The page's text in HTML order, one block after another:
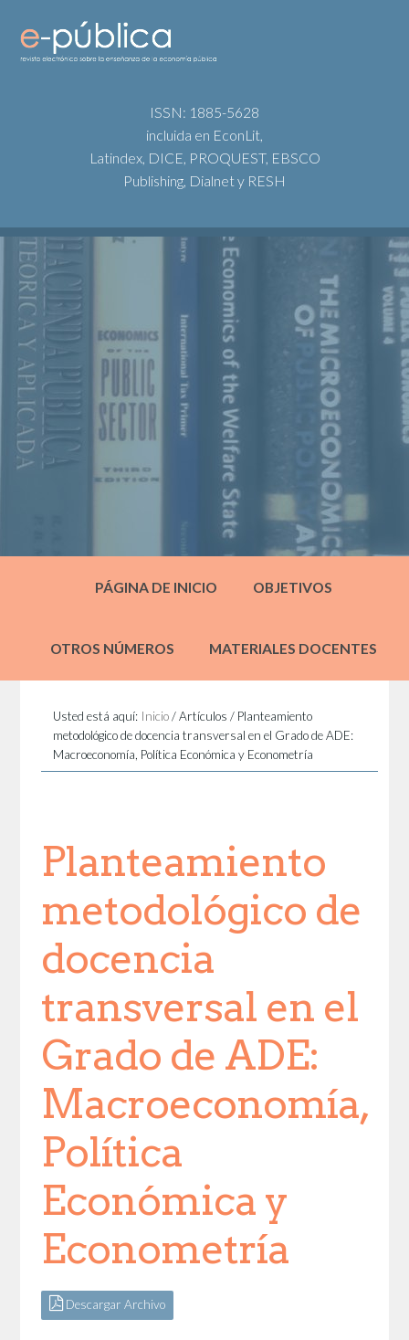
ISSN: 1885-5628
incluida en EconLit,
Latindex, DICE, PROQUEST, EBSCO
Publishing, Dialnet y RESH
PÁGINA DE INICIO OBJETIVOS
OTROS NÚMEROS MATERIALES DOCENTES
Usted está aquí: Inicio /Artículos/ Planteamiento
metodológico de docencia transversal en el Grado de ADE:
Macroeconomía, Política Económica y Econometría
Planteamiento
metodológico de
docencia
transversal en el
Grado de ADE:
Macroeconomía,
Política
Económica y
Econometría
Descargar Archivo